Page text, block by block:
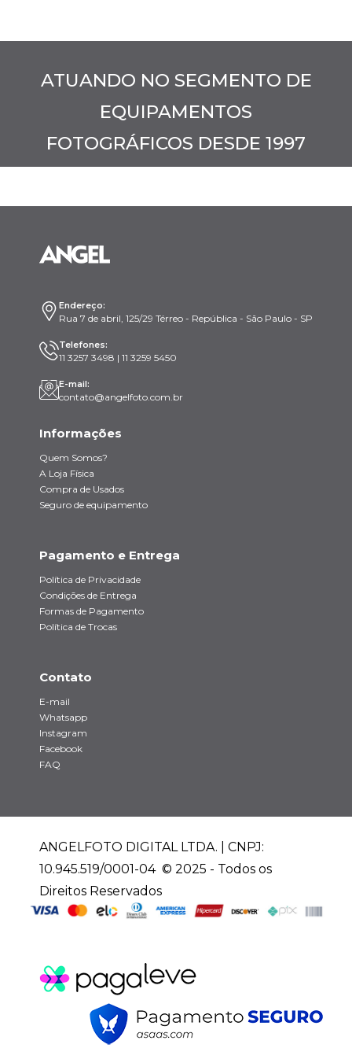
ATUANDO NO SEGMENTO DE
EQUIPAMENTOS
FOTOGRÁFICOS DESDE 1997
Endereço:
Rua 7 de abril, 125/29 Térreo - República - São Paulo - SP
Telefones:
11 3257 3498 | 11 3259 5450
E-mail:
contato@angelfoto.com.br
Informações
Quem Somos?
A Loja Física
Compra de Usados
Seguro de equipamento
Pagamento e Entrega
Política de Privacidade
Condições de Entrega
Formas de Pagamento
Política de Trocas
Contato
E-mail
Whatsapp
Instagram
Facebook
FAQ
ANGELFOTO DIGITAL LTDA. | CNPJ:
10.945.519/0001-04 © 2025 - Todos os
Direitos Reservados